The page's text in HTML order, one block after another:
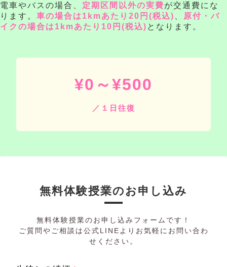
電車やバスの場合、 定期区間以外の実費が交通費にな
ります。 車の場合は1kmあたり20円(税込) 、 原付・バ
イクの場合は1kmあたり10円(税込) となります。
¥0～¥500
／１日往復
無料体験授業のお申し込み
無料体験授業のお申し込みフォームです！
ご質問やご相談は公式LINEよりお気軽にお問い合わ
せください。